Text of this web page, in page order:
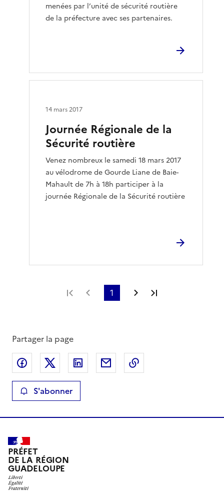
menées par l’unité de sécurité routière
de la préfecture avec ses partenaires.
Journée Régionale de la
Sécurité routière
Venez nombreux le samedi 18 mars 2017
au vélodrome de Gourde Liane de Baie-
Mahault de 7h à 18h participer à la
journée Régionale de la Sécurité routière
14 mars 2017
Première page
Page précédente
1 Page suivante
Partager la page
Partager sur Facebook
Partager sur XPartager sur LinkedIn
Partager par email
S'abonner
PRÉFET
DE LA RÉGION
GUADELOUPE